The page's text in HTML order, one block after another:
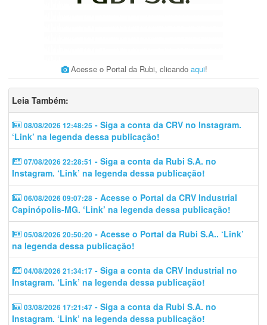
Acesse o Portal da Rubi, clicando aqui!
Leia Também:
08/08/2026 12:48:25 - Siga a conta da CRV no Instagram.
‘Link’ na legenda dessa publicação!
07/08/2026 22:28:51 - Siga a conta da Rubi S.A. no
Instagram. ‘Link’ na legenda dessa publicação!
06/08/2026 09:07:28 - Acesse o Portal da CRV Industrial
Capinópolis-MG. ‘Link’ na legenda dessa publicação!
05/08/2026 20:50:20 - Acesse o Portal da Rubi S.A.. ‘Link’
na legenda dessa publicação!
04/08/2026 21:34:17 - Siga a conta da CRV Industrial no
Instagram. ‘Link’ na legenda dessa publicação!
03/08/2026 17:21:47 - Siga a conta da Rubi S.A. no
Instagram. ‘Link’ na legenda dessa publicação!